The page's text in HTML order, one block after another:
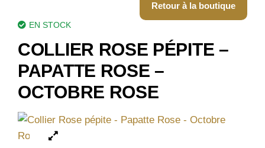
Retour à la boutique
EN STOCK
COLLIER ROSE PÉPITE –
PAPATTE ROSE –
OCTOBRE ROSE